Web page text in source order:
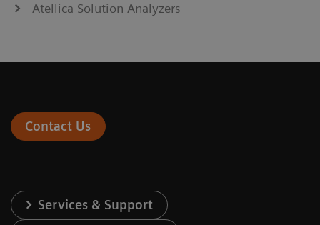
Atellica Solution Analyzers
Contact Us
Services & Support